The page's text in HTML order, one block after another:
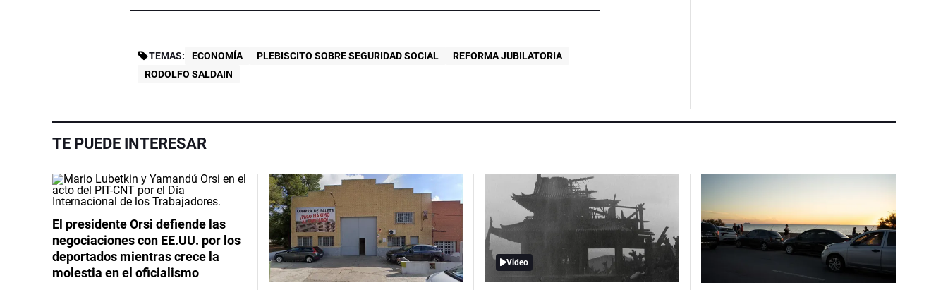
TEMAS: ECONOMÍA PLEBISCITO SOBRE SEGURIDAD SOCIAL
REFORMA JUBILATORIA
RODOLFO SALDAIN
TE PUEDE INTERESAR
El presidente Orsi defiende las
negociaciones con EE.UU. por los
deportados mientras crece la
molestia en el oficialismo
Video